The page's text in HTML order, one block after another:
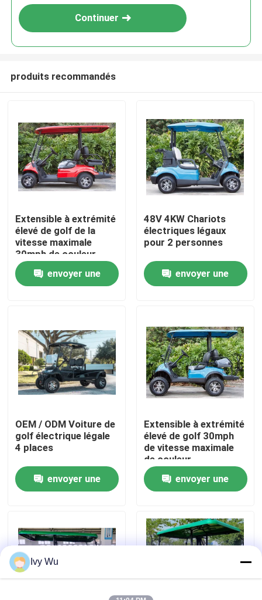
Maison
Au sujet de nous
Visite d'usine
Contact USA
Nouvelles
Miroirs de côté de chariot de golf
Enjoliveurs de chariot de golf
Tableau de bord de chariot de golf
Continuer
produits recommandés
Extensible à extrémité
élevé de golf de la
vitesse maximale
30mph de couleur
personnalisable
électrique de chariot
envoyer une
48V 4KW Chariots
électriques légaux
pour 2 personnes
envoyer une
OEM / ODM Voiture de
golf électrique légale
4 places
envoyer une
Extensible à extrémité
élevé de golf 30mph
de vitesse maximale
de couleur
personnalisable
électrique de chariot
envoyer une
Ivy Wu